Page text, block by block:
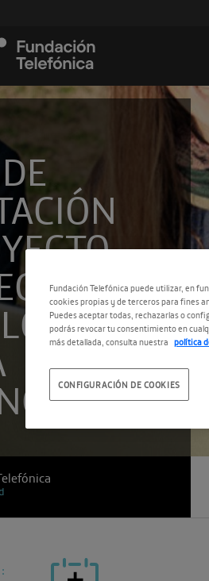
–
Fundación Telefónica puede utilizar, en
cookies propias y de terceros para fines
Puedes aceptar todas, rechazarlas o
podrás revocar tu consentimiento en
más detallada, consulta nuestra política
CONFIGURACIÓN DE COOKIES